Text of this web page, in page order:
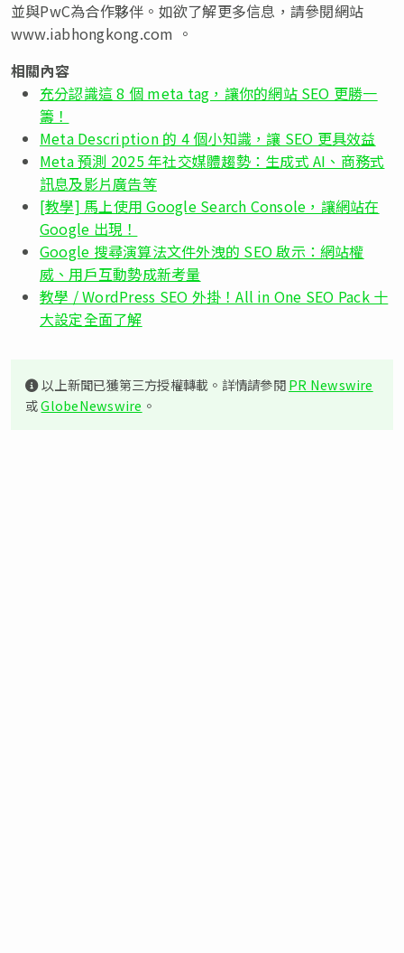
並與PwC為合作夥伴。如欲了解更多信息，請參閱網站
www.iabhongkong.com 。
相關內容
充分認識這 8 個 meta tag，讓你的網站 SEO 更勝一
籌！
Meta Description 的 4 個小知識，讓 SEO 更具效益
Meta 預測 2025 年社交媒體趨勢：生成式 AI、商務式
訊息及影片廣告等
[教學] 馬上使用 Google Search Console，讓網站在
Google 出現！
Google 搜尋演算法文件外洩的 SEO 啟示：網站權
威、用戶互動勢成新考量
教學 / WordPress SEO 外掛！All in One SEO Pack 十
大設定全面了解
以上新聞已獲第三方授權轉載。詳情請參閱PR Newswire
或GlobeNewswire 。